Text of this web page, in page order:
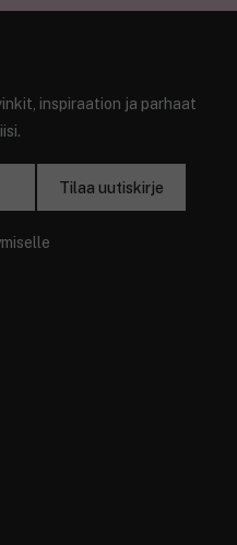
inspiraation ja parhaat
Tilaa uutiskirje